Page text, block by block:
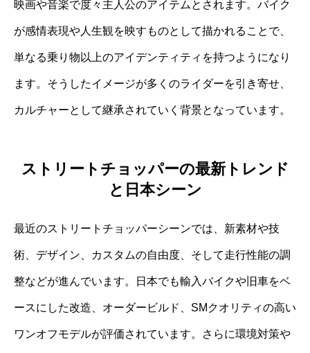
映画や音楽で度々主人公のアイテムとされます。バイク
が感情表現や人生観を映すものとして描かれることで、
単なる乗り物以上のアイデンティティを持つようになり
ます。そうしたイメージが多くのライダーを引き寄せ、
カルチャーとして継承されていく背景となっています。
ストリートチョッパーの最新トレンド
と日本シーン
最近のストリートチョッパーシーンでは、新素材や技
術、デザイン、カスタムの自由度、そして走行性能の調
整などが進んでいます。日本でも輸入バイクや旧車をベ
ースにした改造、オーダービルド、SMクオリティの高い
ワンオフモデルが評価されています。さらに環境対策や